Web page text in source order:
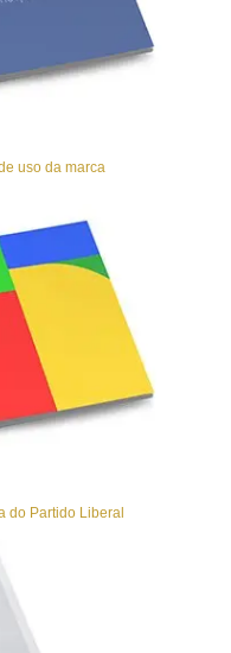
uso da marca
do Partido Liberal